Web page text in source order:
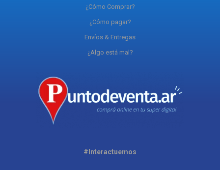
¿Cómo Comprar?
¿Cómo pagar?
Envíos & Entregas
¿Algo está mal?
#Interactuemos